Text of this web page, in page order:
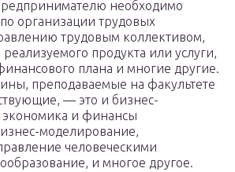
необходимо
организации трудовых
трудовым коллективом,
продукта или услуги,
плана и многие другие.
преподаваемые на факультете
— это и бизнес-
и финансы
моделирование,
человеческими
и многое другое.